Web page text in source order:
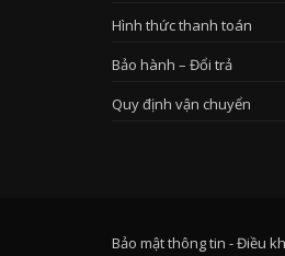
Hình thức thanh toán
Bảo hành – Đổi trả
Quy định vận chuyển
Bảo mật thông tin -Điều